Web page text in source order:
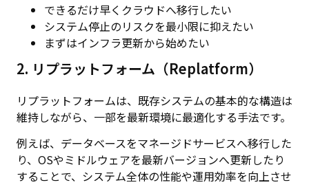
できるだけ早くクラウドへ移行したい
システム停止のリスクを最小限に抑えたい
まずはインフラ更新から始めたい
2. リプラットフォーム（Replatform）
リプラットフォームは、既存システムの基本的な構造は
維持しながら、一部を最新環境に最適化する手法です。
例えば、データベースをマネージドサービスへ移行した
り、OSやミドルウェアを最新バージョンへ更新したり
することで、システム全体の性能や運用効率を向上させ